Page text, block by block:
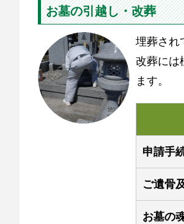
お墓の引越し・改葬
埋葬され
改葬には
ます。
申請手
ご遺骨
お墓の